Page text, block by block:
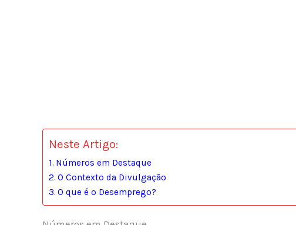
Neste Artigo:
Números em Destaque
O Contexto da Divulgação
O que é o Desemprego?